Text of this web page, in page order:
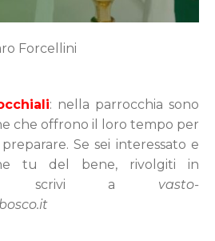
Forcellini
: nella parrocchia sono
che offrono il loro tempo per
Se sei interessato e
tu del bene, rivolgiti in
o scrivi a vasto-